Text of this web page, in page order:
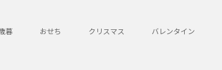
暮 おせち クリスマス バレンタイン